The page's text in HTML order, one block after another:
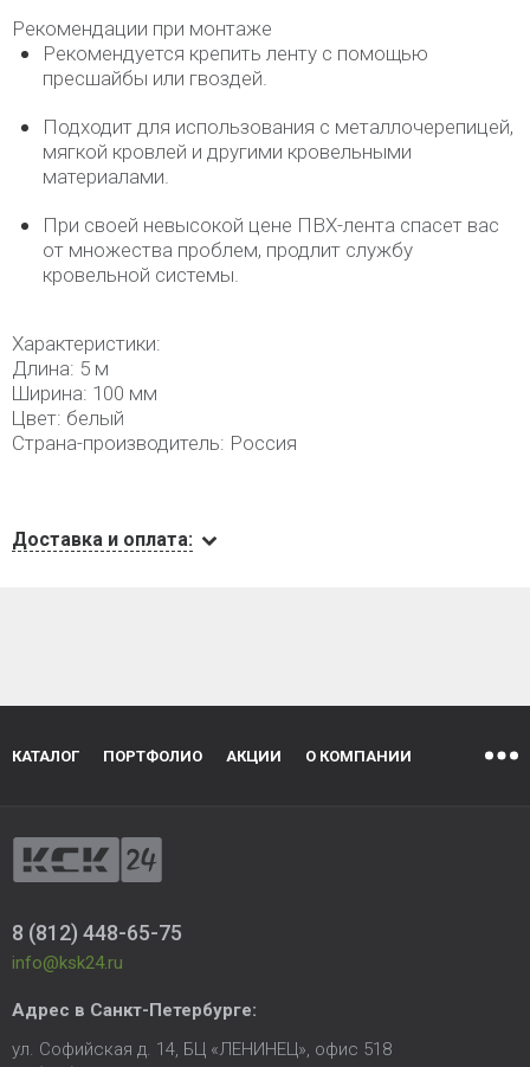
Рекомендации при монтаже
Рекомендуется крепить ленту с помощью
пресшайбы или гвоздей.
Подходит для использования с металлочерепицей,
мягкой кровлей и другими кровельными
материалами.
При своей невысокой цене ПВХ-лента спасет вас
от множества проблем, продлит службу
кровельной системы.
Характеристики:
Длина: 5 м
Ширина: 100 мм
Цвет: белый
Страна-производитель: Россия
Доставка и оплата:
КАТАЛОГ ПОРТФОЛИО АКЦИИ О КОМПАНИИ
8 (812) 448-65-75
info@ksk24.ru
Адрес в Санкт-Петербурге:
ул. Софийская д. 14, БЦ «ЛЕНИНЕЦ», офис 518